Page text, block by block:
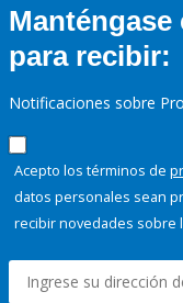
para recibir:
Notificaciones sobre
Acepto los términos de
datos personales sean
recibir novedades sobre